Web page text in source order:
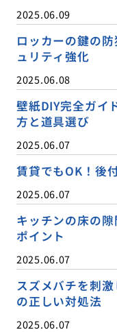
2025.06.09
ロッカーの鍵の
ュリティ強化
2025.06.08
壁紙DIY完全ガイ
方と道具選び
2025.06.07
賃貸でもOK！後
2025.06.07
キッチンの床の
ポイント
2025.06.07
スズメバチを刺
の正しい対処法
2025.06.07